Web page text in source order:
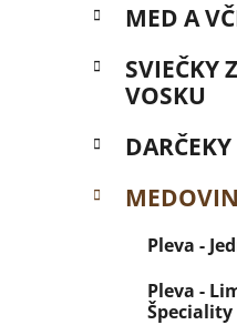
ý
a
e
ó
i
MED A
SVIEČKY
VOSKU
DARČEKY
Pleva -
Pleva -
Špeciality